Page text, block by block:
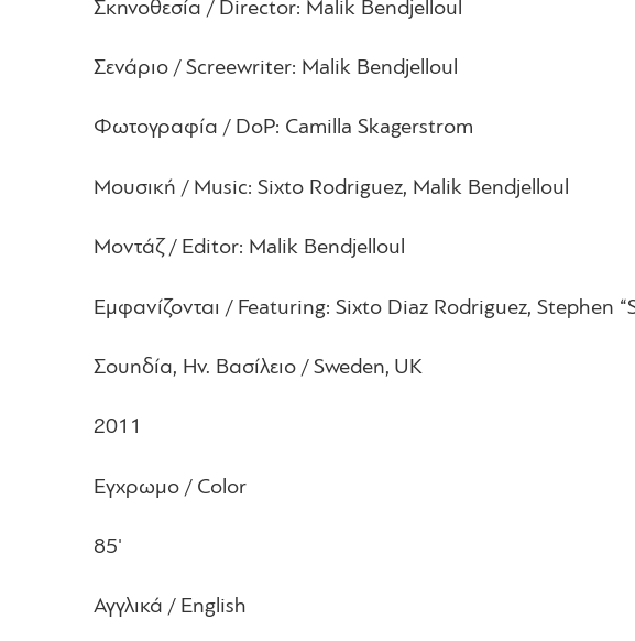
Σκηνοθεσία / Director: Malik Bendjelloul
Σενάριο / Screewriter: Malik Bendjelloul
Φωτογραφία / DoP: Camilla Skagerstrom
Μουσική / Music: Sixto Rodriguez, Malik Bendjelloul
Μοντάζ / Editor: Malik Bendjelloul
Εμφανίζονται / Featuring: Sixto Diaz Rodriguez, Stephen
Σουηδία, Ην. Βασίλειο / Sweden, UK
2011
Εγχρωμο / Color
85'
Αγγλικά / English